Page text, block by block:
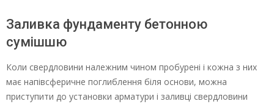
Заливка фундаменту бетонною
сумішшю
Коли свердловини належним чином пробурені і кожна з них
має напівсферичне поглиблення біля основи, можна
приступити до установки арматури і заливці свердловини